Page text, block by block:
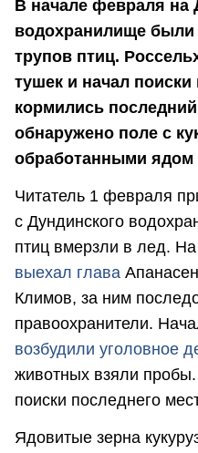
В начале февраля на
водохранилище
трупов птиц.
тушек и начал
кормились
обнаружено поле с
обработанными ядом
Читатель 1 февраля
с Дундинского
птиц вмерзли в лед.
выехал глава
Климов, за ним
правоохранители.
возбудили уголовное
животных взяли
поиски последнего
Ядовитые зерна